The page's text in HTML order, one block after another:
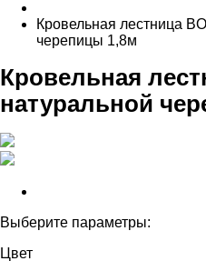
Кровельная лестница
черепицы 1,8м
Кровельная
натуральной
Выберите параметры:
Цвет